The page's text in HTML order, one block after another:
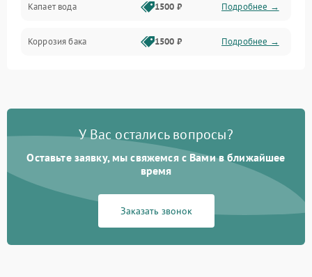
Капает вода 1500 ₽ Подробнее →
Коррозия бака 1500 ₽ Подробнее →
У Вас остались вопросы?
Оставьте заявку, мы свяжемся с Вами в ближайшее
время
Заказать звонок